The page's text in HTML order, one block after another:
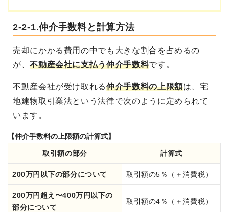
2-2-1.仲介手数料と計算方法
売却にかかる費用の中でも大きな割合を占めるの
が、不動産会社に支払う仲介手数料です。
不動産会社が受け取れる仲介手数料の上限額は、宅
地建物取引業法という法律で次のように定められて
います。
【仲介手数料の上限額の計算式】
取引額の部分 計算式
200万円以下の部分について 取引額の5％（＋消費税）
200万円超え〜400万円以下の
部分について
取引額の4％（＋消費税）